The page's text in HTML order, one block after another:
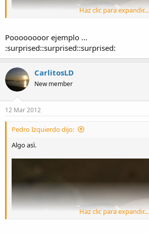
Haz clic para expandir...
Poooooooor ejemplo ...
:surprised::surprised::surprised:
CarlitosLD
New member
12 Mar 2012
Pedro Izquierdo dijo:
Algo asì.
Haz clic para expandir...